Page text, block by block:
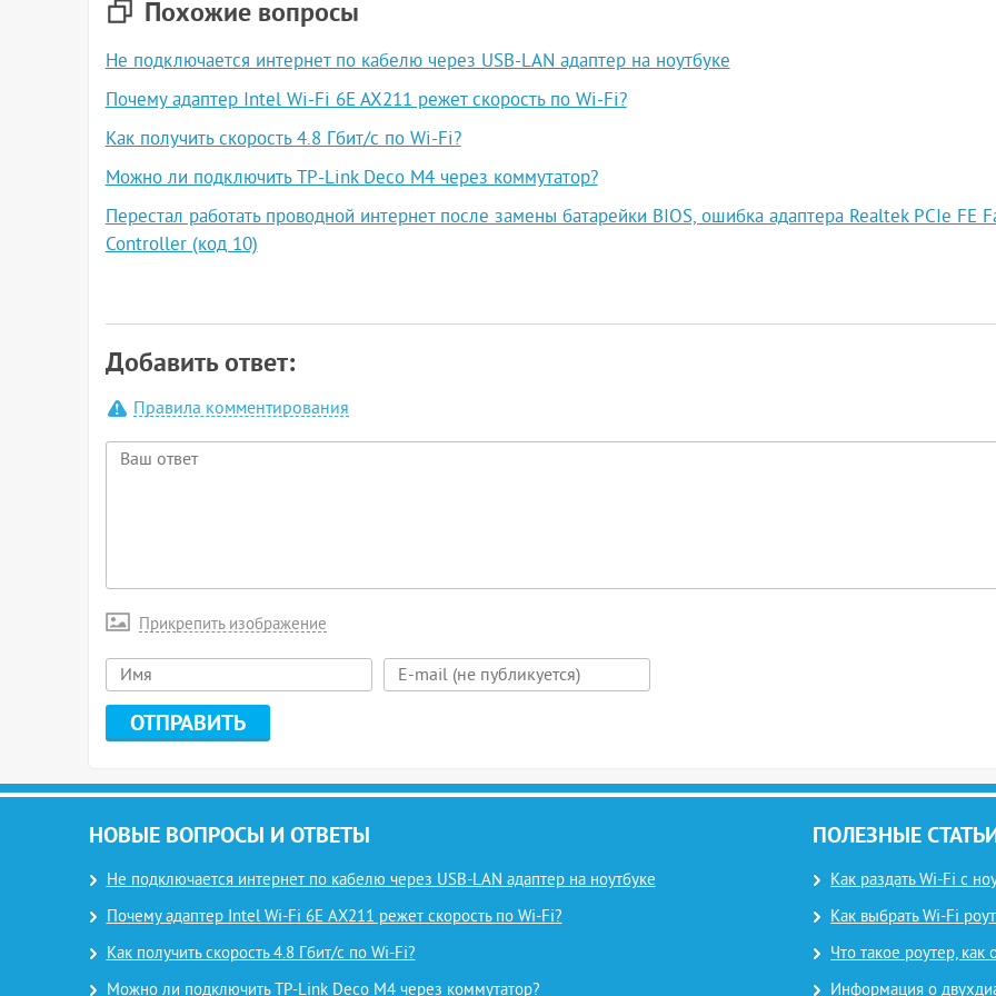
Похожие вопросы
Не подключается интернет по кабелю через USB-LAN адаптер на ноутбуке
Почему адаптер Intel Wi-Fi 6E AX211 режет скорость по Wi-Fi?
Как получить скорость 4.8 Гбит/с по Wi-Fi?
Можно ли подключить TP-Link Deco M4 через коммутатор?
Перестал работать проводной интернет после замены батарейки BIOS, ошибка адаптера Realtek PCIe FE
Controller (код 10)
Добавить ответ:
Правила комментирования
Прикрепить изображение
НОВЫЕ ВОПРОСЫ И ОТВЕТЫ
Не подключается интернет по кабелю через USB-LAN адаптер на ноутбуке
Почему адаптер Intel Wi-Fi 6E AX211 режет скорость по Wi-Fi?
Как получить скорость 4.8 Гбит/с по Wi-Fi?
Можно ли подключить TP-Link Deco M4 через коммутатор?
ПОЛЕЗНЫЕ
Как раздать Wi-Fi с
Как выбрать Wi-Fi
Что такое роутер, как
Информация о